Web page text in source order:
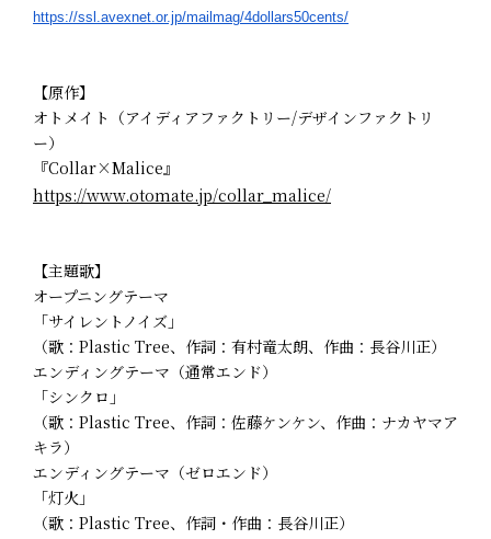
https://ssl.avexnet.or.jp/mailmag/4dollars50cents/
【原作】
オトメイト（アイディアファクトリー/デザインファクトリ
ー）
『Collar×Malice』
https://www.otomate.jp/collar_malice/
【主題歌】
オープニングテーマ
「サイレントノイズ」
（歌：Plastic Tree、作詞：有村竜太朗、作曲：長谷川正）
エンディングテーマ（通常エンド）
「シンクロ」
（歌：Plastic Tree、作詞：佐藤ケンケン、作曲：ナカヤマア
キラ）
エンディングテーマ（ゼロエンド）
「灯火」
（歌：Plastic Tree、作詞・作曲：長谷川正）